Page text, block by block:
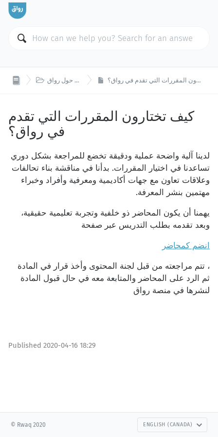
 مدخل حول رواق كيف تختارون المقررات التي تقدم في رواق؟
كيف تختارون المقررات التي تقدم
في رواق؟
لدينا آلية واضحة عملية ودقيقة تخضع للمراجعة بشكل دوري
تساعدنا في اختيار المقررات. بدأنا في مناقشة بناء تحالفات
وعلاقات تعاون مع جهات أكاديمية ومعرفية وأفراد وخبراء
مهتمين بنشر المعرفة.
يهمنا أن يكون المحاضر ذو خلفية وتجربة تعليمية حقيقية،
وبعد تقدمه بطلب التدريس عبر صفحة
انضم كمحاضر
، تتم مراجعته من قبل لجنة المحتوى وأخذ قرار في المادة
ثم الرد على المحاضر والمتابعة معه في حال قبول المادة
لنشرها في منصة رواق
Published 2020-04-16 18:29
© Rwaq 2020 ENGLISH (CANADA)